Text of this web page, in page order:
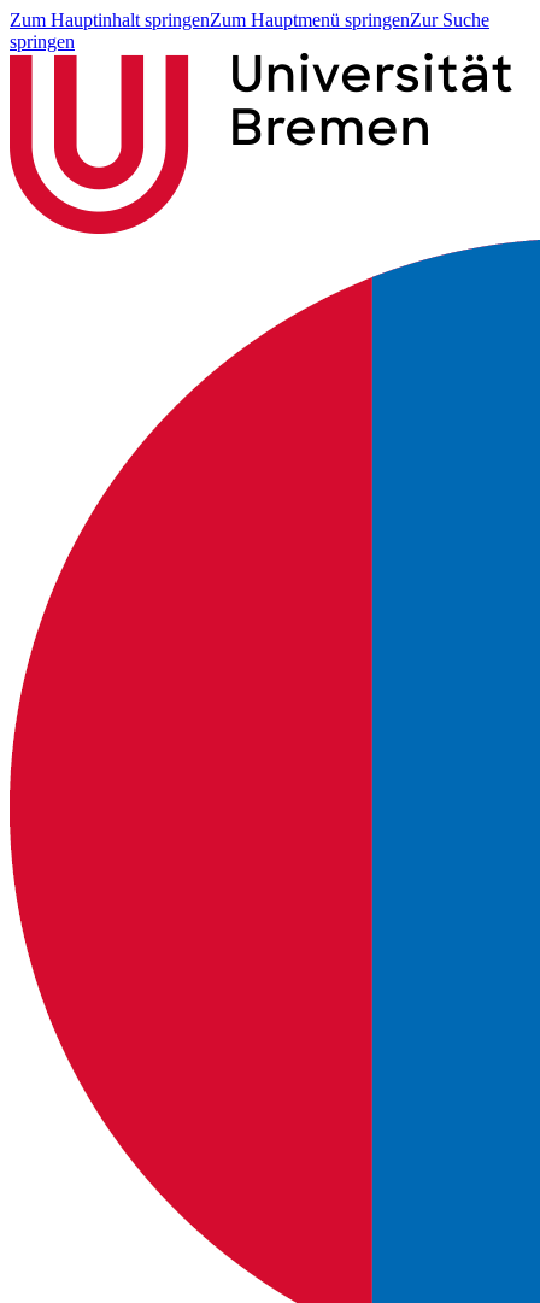
Zum Hauptinhalt springenZum Hauptmenü springenZur Suche
springen